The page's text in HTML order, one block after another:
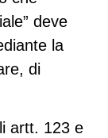
deve
la
di
artt. 123 e